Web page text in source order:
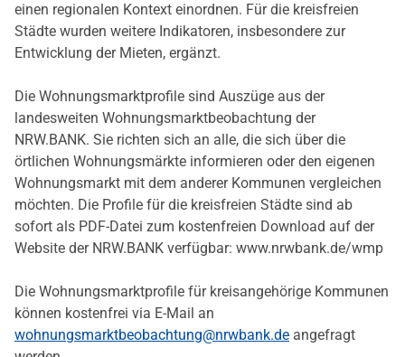
einen regionalen Kontext einordnen. Für die kreisfreien
Städte wurden weitere Indikatoren, insbesondere zur
Entwicklung der Mieten, ergänzt.
Die Wohnungsmarktprofile sind Auszüge aus der
landesweiten Wohnungsmarktbeobachtung der
NRW.BANK. Sie richten sich an alle, die sich über die
örtlichen Wohnungsmärkte informieren oder den eigenen
Wohnungsmarkt mit dem anderer Kommunen vergleichen
möchten. Die Profile für die kreisfreien Städte sind ab
sofort als PDF-Datei zum kostenfreien Download auf der
Website der NRW.BANK verfügbar: www.nrwbank.de/wmp
Die Wohnungsmarktprofile für kreisangehörige Kommunen
können kostenfrei via E-Mail an
wohnungsmarktbeobachtung@nrwbank.de angefragt